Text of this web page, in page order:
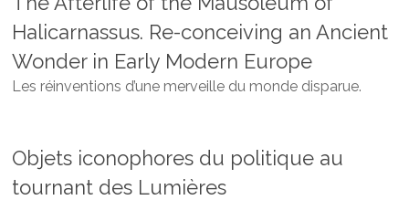
Faculté
des
lettres
Halicarnassus. Re-conceiving an Ancient
Wonder in Early Modern Europe
Les réinventions d’une merveille du monde disparue.
Objets iconophores du politique au
tournant des Lumières